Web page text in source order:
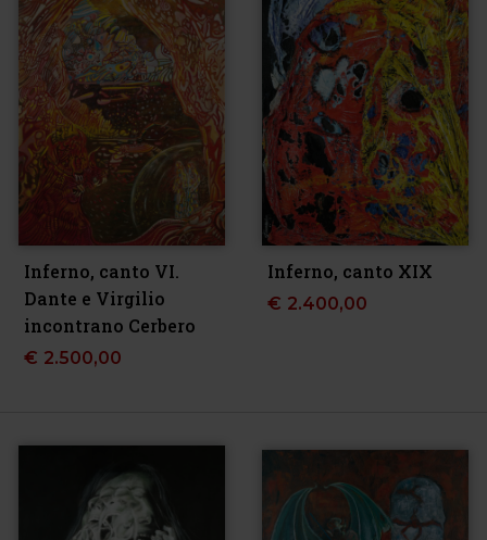
Inferno, canto VI.
Dante e Virgilio
incontrano Cerbero
€ 2.500,00
Inferno, canto XIX
€ 2.400,00